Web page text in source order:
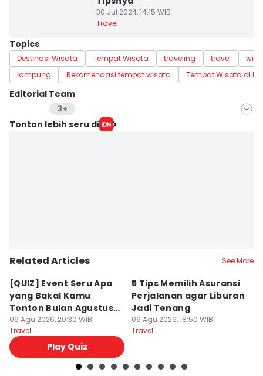
30 Jul 2024, 14:15 WIB
Travel
Topics
Destinasi Wisata Tempat Wisata traveling travel
lampung
Rekomendasi tempat wisata Tempat Wisata di
Editorial Team
3+
Editor
Editor
Editor
Septi Riyani Maulida
Putri Intan Nur Fauziah
Tonton lebih seru di
Related Articles See More
[QUIZ] Event Seru Apa
yang Bakal Kamu
Tonton Bulan Agustus
2026 Ini?
06 Agu 2026, 20:30 WIB
Travel
Play Quiz
5 Tips Memilih Asuransi
Perjalanan agar Liburan
Jadi Tenang
06 Agu 2026, 18:50 WIB
Travel